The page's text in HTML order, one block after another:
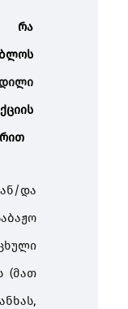
საჩივრის წარდგენა
სამსახურში
რა
და
(მათ